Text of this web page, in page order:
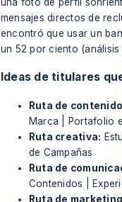
una foto de perfil
mensajes directos de
encontró que usar un
un 52 por ciento (
Ideas de titulares
Ruta de
Marca | Portafolio
Ruta creativa:
de Campañas
Ruta de
Contenidos |
Ruta de